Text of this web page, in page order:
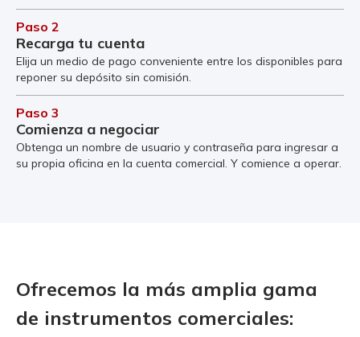
Paso 2
Recarga tu cuenta
Elija un medio de pago conveniente entre los disponibles para
reponer su depósito sin comisión.
Paso 3
Comienza a negociar
Obtenga un nombre de usuario y contraseña para ingresar a
su propia oficina en la cuenta comercial. Y comience a operar.
Ofrecemos la más amplia gama
de instrumentos comerciales: